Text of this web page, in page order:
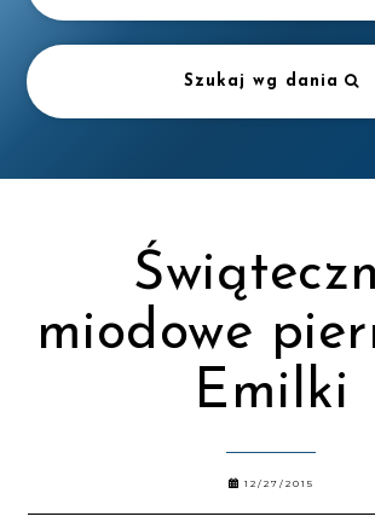
Szukaj wg dania
miodowe
Emilki
12/27/2015